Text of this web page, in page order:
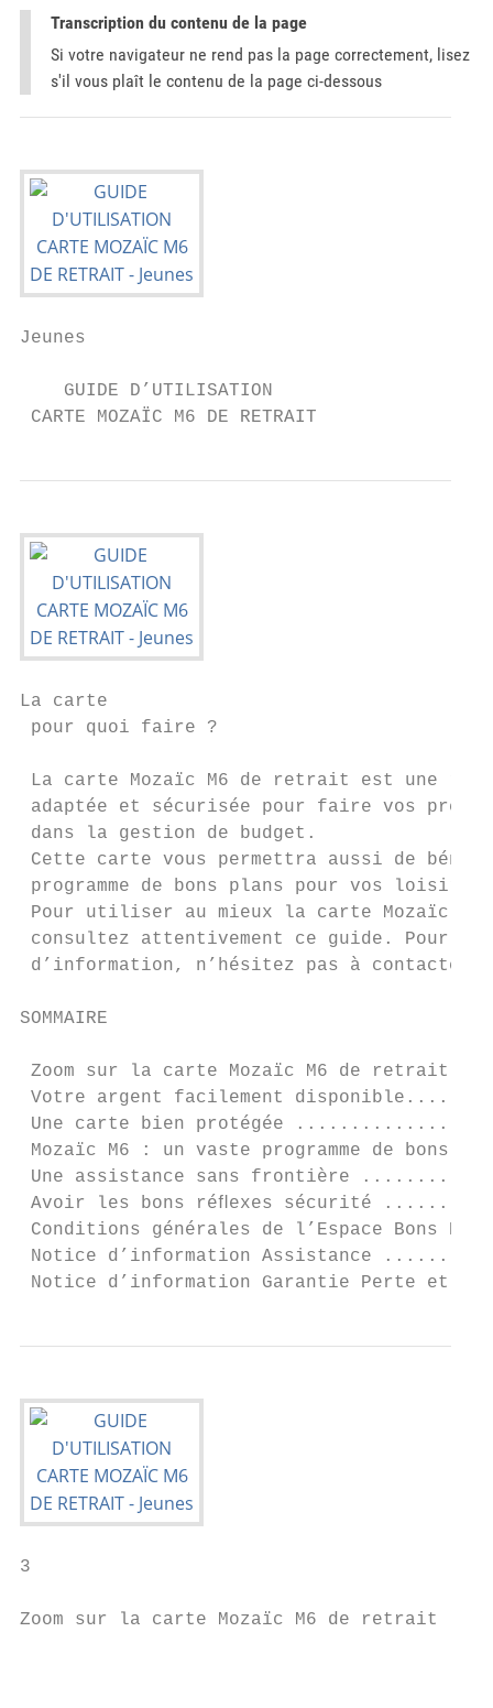
Transcription du contenu de la page
Si votre navigateur ne rend pas la page correctement, lisez
s'il vous plaît le contenu de la page ci-dessous
Jeunes
    GUIDE D’UTILISATION
CARTE MOZAÏC M6 DE RETRAIT
La carte
pour quoi faire ?
La carte Mozaïc M6 de retrait est une
adaptée et sécurisée pour faire vos
dans la gestion de budget.
Cette carte vous permettra aussi de
programme de bons plans pour vos loisirs !
Pour utiliser au mieux la carte Mozaïc
consultez attentivement ce guide. Pour
d’information, n’hésitez pas à contacter
SOMMAIRE
Zoom sur la carte Mozaïc M6 de
Votre argent facilement
Une carte bien protégée
Mozaïc M6 : un vaste programme de bons
Une assistance sans frontière
Avoir les bons réﬂexes sécurité
Conditions générales de l’Espace Bons
Notice d’information Assistance
Notice d’information Garantie Perte
3
Zoom sur la carte Mozaïc M6 de retrait